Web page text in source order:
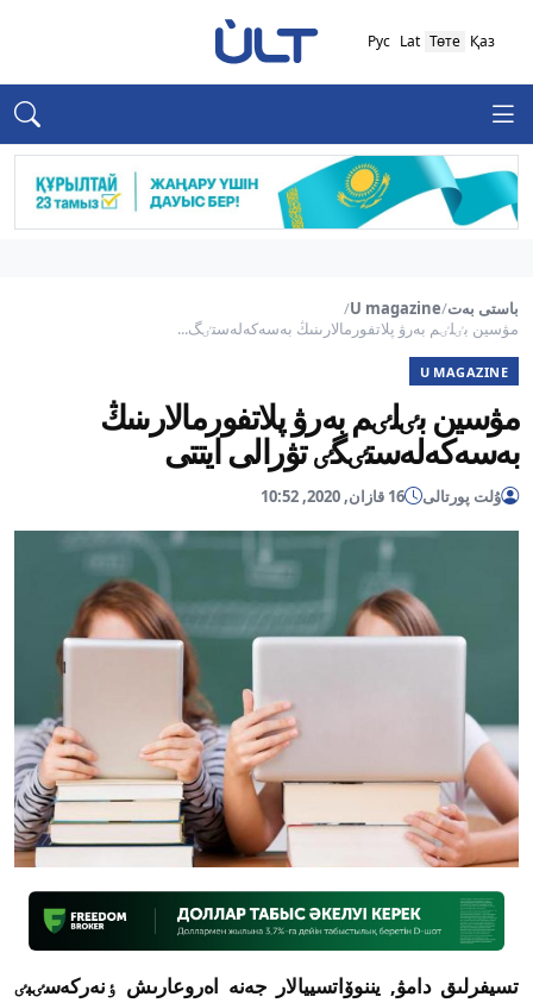
Қаз
Төте
Lat
Рус
باستى بەت/
U magazine
/
مۋسين بٸلٸم بەرۋ پلاتفورمالارىنىڭ بەسەكەلەستٸگ...
U MAGAZINE
مۋسين بٸلٸم بەرۋ پلاتفورمالارىنىڭ
بەسەكەلەستٸگٸ تۋرالى ايتتى
ۇلت پورتالى 16 قازان, 2020, 10:52
تسيفرلىق دامۋ, يننوۆاتسييالار جەنە اەروعارىش ٶنەركەسٸبٸ